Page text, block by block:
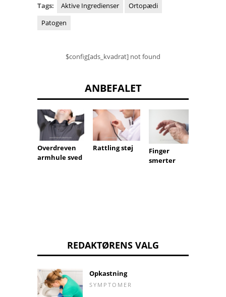
Tags: Aktive Ingredienser
Ortopædi
Patogen
$config[ads_kvadrat] not found
ANBEFALET
Overdreven
armhule sved
Rattling støj
Finger
smerter
REDAKTØRENS VALG
Opkastning
SYMPTOMER